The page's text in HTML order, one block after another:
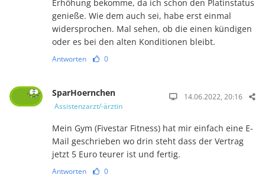
Erhöhung bekomme, da ich schon den Platinstatus
genieße. Wie dem auch sei, habe erst einmal
widersprochen. Mal sehen, ob die einen kündigen
oder es bei den alten Konditionen bleibt.
Antworten 0
SparHoernchen
Assistenzarzt/-ärztin
14.06.2022, 20:16
Mein Gym (Fivestar Fitness) hat mir einfach eine E-
Mail geschrieben wo drin steht dass der Vertrag
jetzt 5 Euro teurer ist und fertig.
Antworten 0